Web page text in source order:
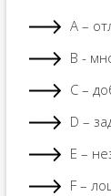
А –
B -
C –
D –
E –
F –